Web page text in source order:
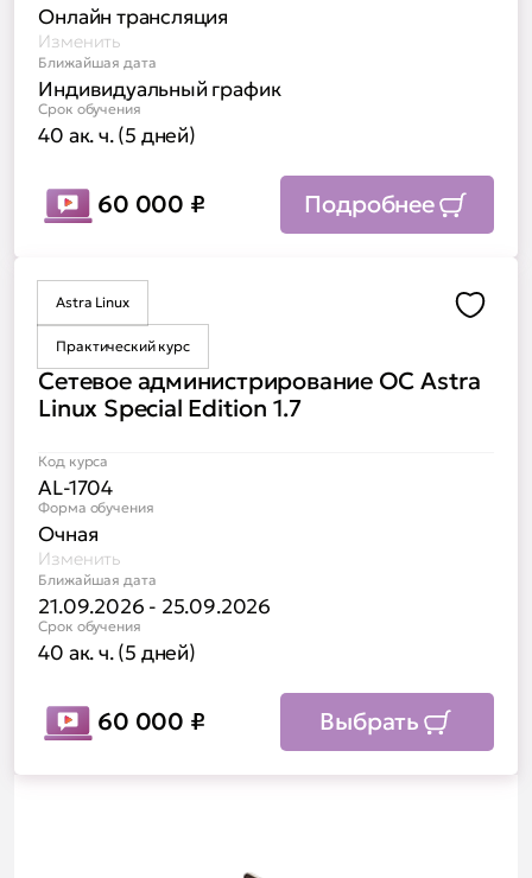
Онлайн трансляция
Изменить
Ближайшая дата
Индивидуальный график
Срок обучения
40 ак. ч. (5 дней)
60 000 ₽ Подробнее
Astra Linux
Практический курс
Сетевое администрирование ОС Astra
Linux Special Edition 1.7
Код курса
AL-1704
Форма обучения
Очная
Изменить
Ближайшая дата
21.09.2026 - 25.09.2026
Срок обучения
40 ак. ч. (5 дней)
60 000 ₽ Выбрать